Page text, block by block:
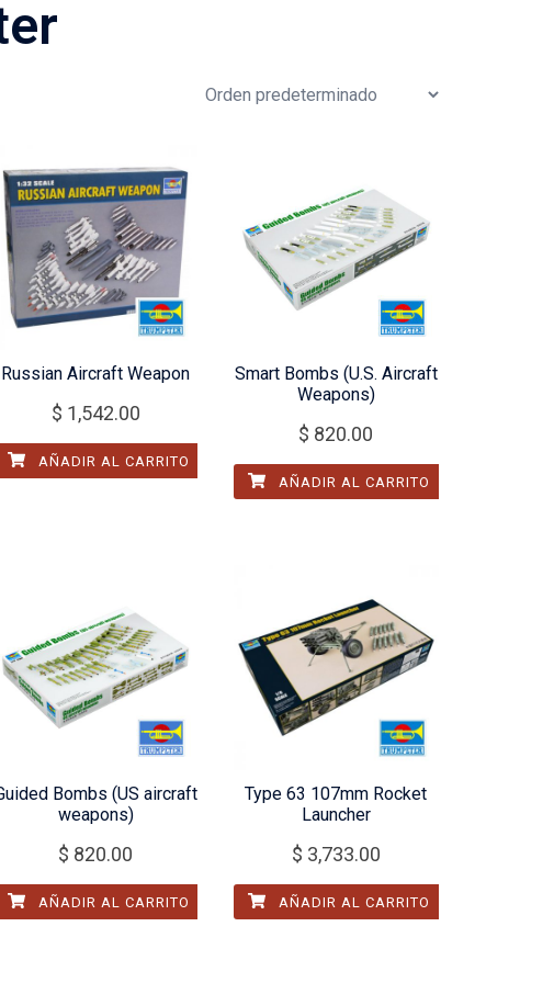
Russian Aircraft Weapon
$ 1,542.00
AÑADIR AL CARRITO
Smart Bombs (U.S. Aircraft
Weapons)
$ 820.00
AÑADIR AL CARRITO
Bombs (US aircraft
weapons)
$ 820.00
AÑADIR AL CARRITO
Type 63 107mm Rocket
Launcher
$ 3,733.00
AÑADIR AL CARRITO